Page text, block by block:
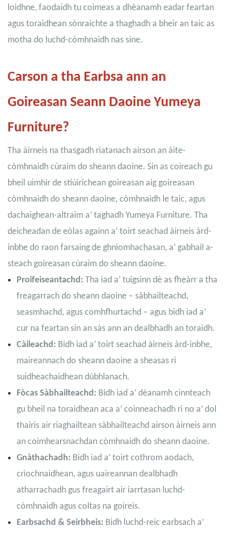
loidhne, faodaidh tu coimeas a dhèanamh eadar feartan
agus toraidhean sònraichte a thaghadh a bheir an taic as
motha do luchd-còmhnaidh nas sine.
Carson a tha Earbsa ann an
Goireasan Seann Daoine Yumeya
Furniture?
Tha àirneis na thasgadh riatanach airson an àite-
còmhnaidh cùraim do sheann daoine. Sin as coireach gu
bheil uimhir de stiùirichean goireasan aig goireasan
còmhnaidh do sheann daoine, còmhnaidh le taic, agus
dachaighean-altraim a’ taghadh Yumeya Furniture. Tha
deicheadan de eòlas againn a’ toirt seachad àirneis àrd-
inbhe do raon farsaing de ghnìomhachasan, a’ gabhail a-
steach goireasan cùraim do sheann daoine.
Proifeiseantachd: Tha iad a’ tuigsinn dè as fheàrr a tha
freagarrach do sheann daoine – sàbhailteachd,
seasmhachd, agus comhfhurtachd – agus bidh iad a’
cur na feartan sin an sàs ann an dealbhadh an toraidh.
Càileachd: Bidh iad a’ toirt seachad àirneis àrd-inbhe,
maireannach do sheann daoine a sheasas ri
suidheachaidhean dùbhlanach.
Fòcas Sàbhailteachd: Bidh iad a’ dèanamh cinnteach
gu bheil na toraidhean aca a’ coinneachadh ri no a’ dol
thairis air riaghailtean sàbhailteachd airson àirneis ann
an coimhearsnachdan còmhnaidh do sheann daoine.
Gnàthachadh: Bidh iad a’ toirt cothrom aodach,
crìochnaidhean, agus uaireannan dealbhadh
atharrachadh gus freagairt air iarrtasan luchd-
còmhnaidh agus coltas na goireis.
Earbsachd & Seirbheis: Bidh luchd-reic earbsach a’